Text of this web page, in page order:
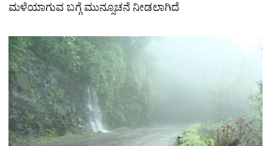
ಮಳೆಯಾಗುವ ಬಗ್ಗೆ ಮುನ್ಸೂಚನೆ ನೀಡಲಾಗಿದೆ